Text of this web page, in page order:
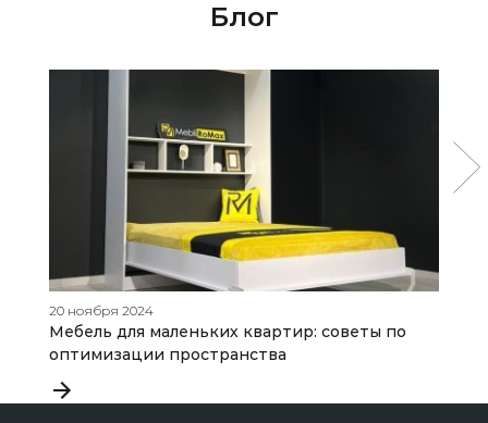
Блог
20 ноября 2024
Мебель для маленьких квартир: советы по
оптимизации пространства